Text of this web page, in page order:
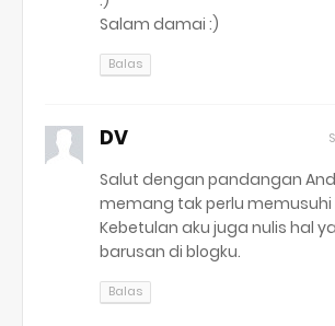
Salam damai :)
Balas
DV
Salut dengan pandangan
memang tak perlu memusuhi
Kebetulan aku juga nulis hal
barusan di blogku.
Balas